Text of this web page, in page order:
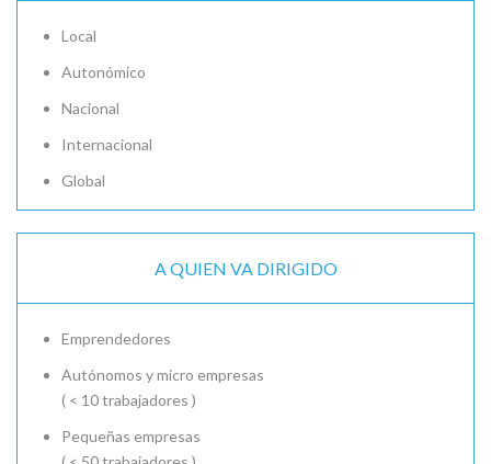
Local
Autonómico
Nacional
Internacional
Global
A QUIEN VA DIRIGIDO
Emprendedores
Autónomos y micro empresas
( < 10 trabajadores )
Pequeñas empresas